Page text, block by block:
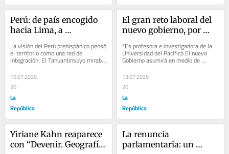
Perú: de país encogido
hacia Lima, a
por Santiago Roca
La visión del Perú prehispánico pensó
el territorio como una red de
integración. El Tahuantinsuyo miraba
hacia el norte y hacia el sur de...
19.07.2026
20
La
República
El gran reto laboral del
nuevo gobierno, por
*Es profesora e investigadora de la
Universidad del Pacífico El nuevo
Gobierno asumirá en medio de
crecimiento,...
13.07.2026
20
La
República
Yiriane Kahn reaparece
con “Devenir. Geografía
La renuncia
parlamentaria: un